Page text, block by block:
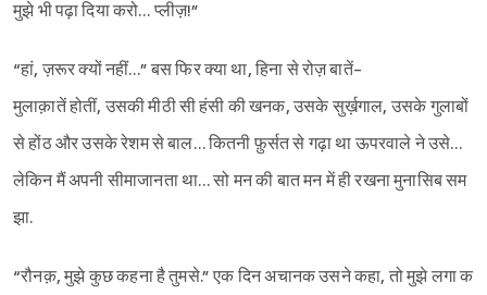
मुझे भी पढ़ा दिया करो… प्लीज़!”
“हां, ज़रूर क्यों नहीं…” बस फिर क्या था, हिना से रोज़ बातें-
मुलाक़ातें होतीं, उसकी मीठी सी हंसी की खनक, उसके सुर्ख़गाल, उसके गुलाबों
से होंठ और उसके रेशम से बाल… कितनी फ़ुर्सत से गढ़ा था ऊपरवाले ने उसे…
लेकिन मैं अपनी सीमाजानता था… सो मन की बात मन में ही रखना मुनासिब सम
झा.
“रौनक़, मुझे कुछ कहना है तुमसे.” एक दिन अचानक उसने कहा, तो मुझे लगा क